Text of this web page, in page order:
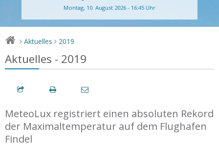
Montag, 10. August 2026 - 16:45 Uhr
> Aktuelles > 2019
Aktuelles - 2019
MeteoLux registriert einen absoluten Rekord
der Maximaltemperatur auf dem Flughafen
Findel